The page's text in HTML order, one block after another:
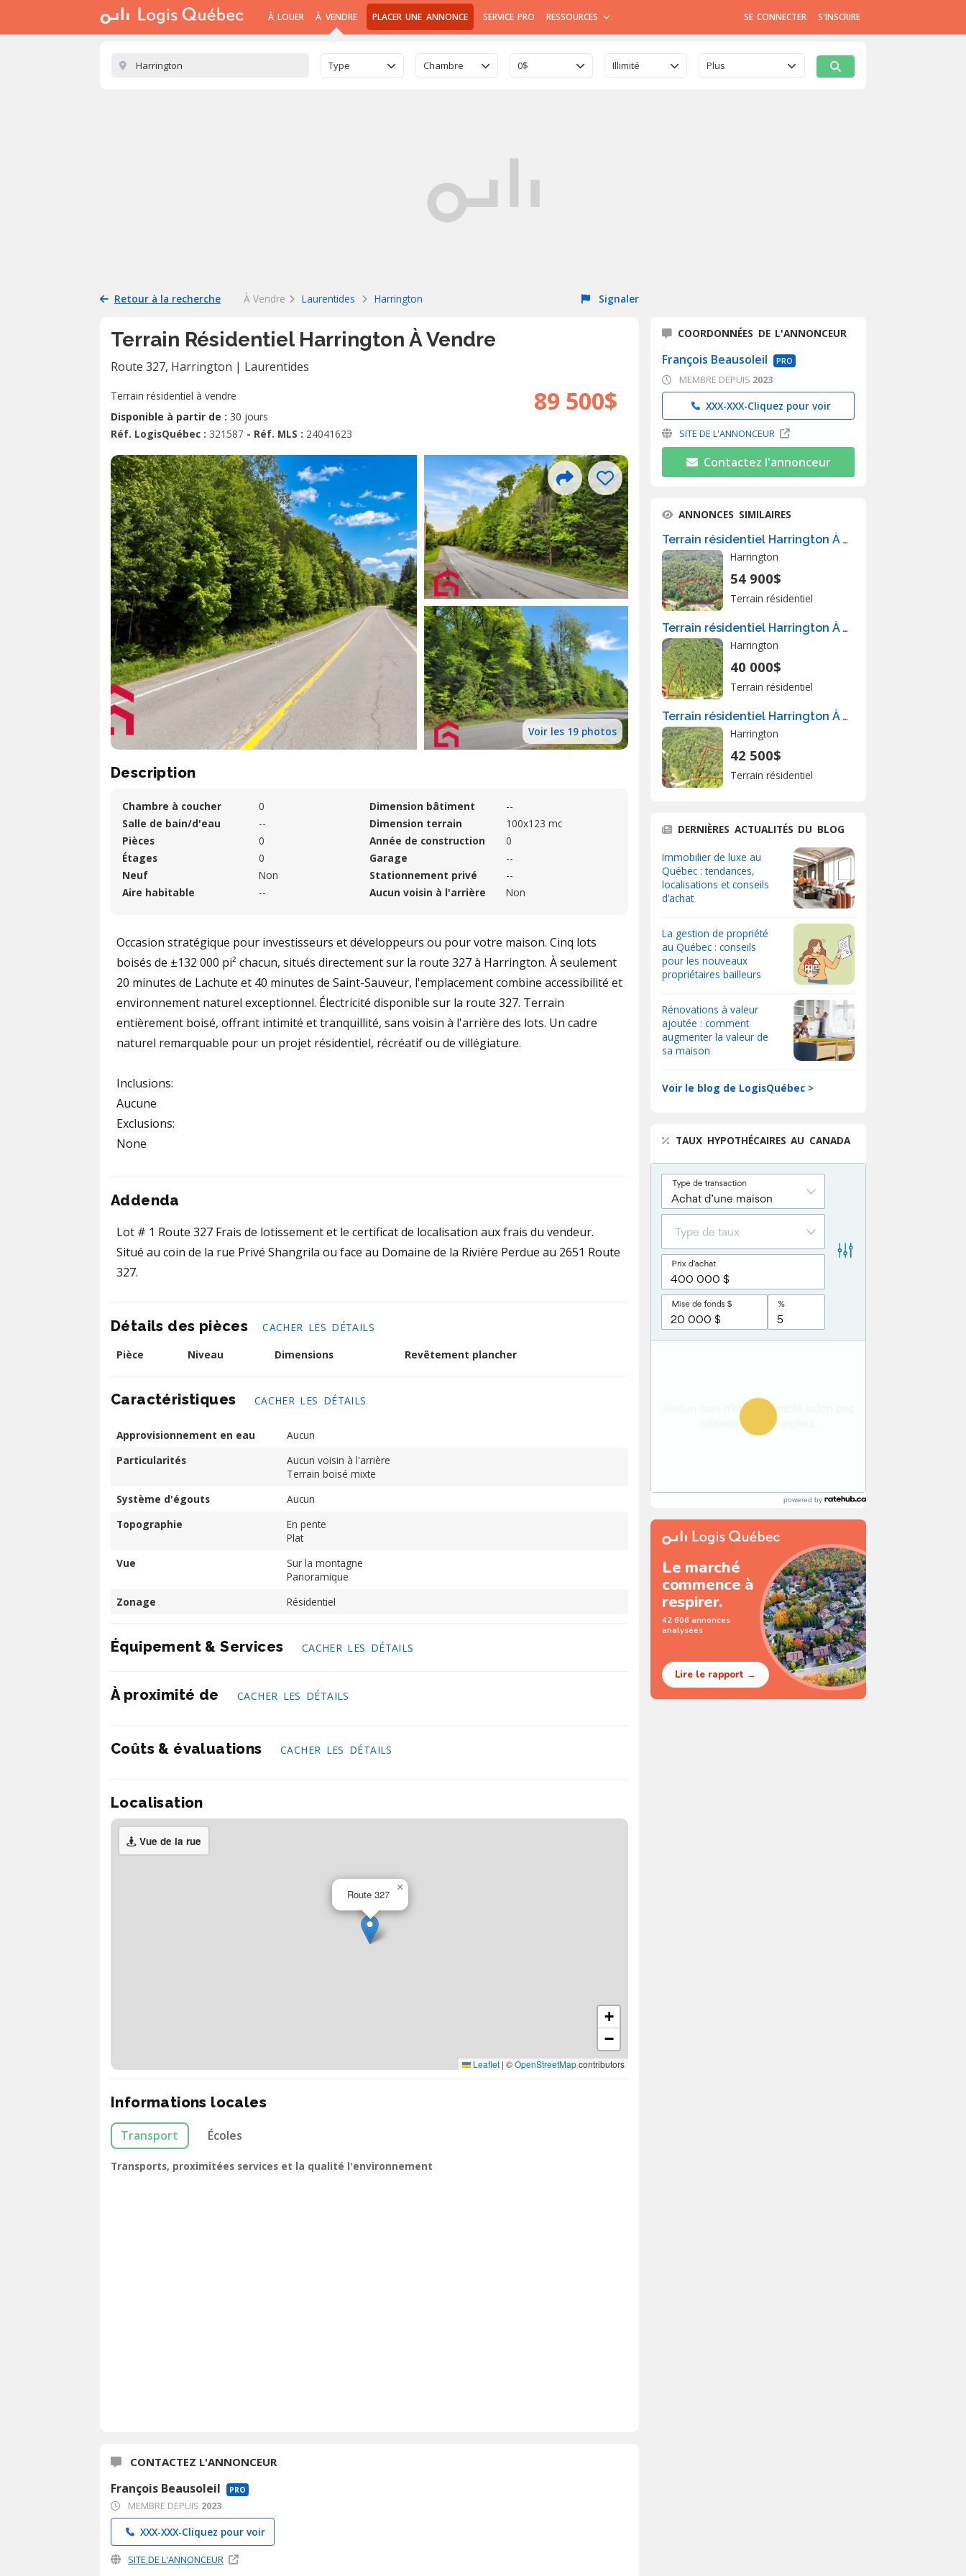
À LOUER À VENDRE PLACER UNE ANNONCE SERVICE PRO RESSOURCES SE CONNECTER S'INSCRIRE
Type Chambre 0$ Illimité Plus
Retour à la recherche À Vendre Laurentides Harrington Signaler
Terrain Résidentiel Harrington À Vendre
Route 327, Harrington | Laurentides
89 500$
Terrain résidentiel à vendre
Disponible à partir de : 30 jours
Réf. LogisQuébec : 321587 - Réf. MLS : 24041623
Voir les 19 photos
Description
Chambre à coucher
0
Salle de bain/d'eau
--
Pièces
0
Étages
0
Neuf
Non
Aire habitable
--
Dimension bâtiment
--
Dimension terrain
100x123 mc
Année de construction
0
Garage
--
Stationnement privé
--
Aucun voisin à l'arrière
Non
Occasion stratégique pour investisseurs et développeurs ou pour votre maison. Cinq lots
boisés de ±132 000 pi² chacun, situés directement sur la route 327 à Harrington. À seulement
20 minutes de Lachute et 40 minutes de Saint-Sauveur, l'emplacement combine accessibilité et
environnement naturel exceptionnel. Électricité disponible sur la route 327. Terrain
entièrement boisé, offrant intimité et tranquillité, sans voisin à l'arrière des lots. Un cadre
naturel remarquable pour un projet résidentiel, récréatif ou de villégiature.
Inclusions:
Aucune
Exclusions:
None
Addenda
Lot # 1 Route 327 Frais de lotissement et le certificat de localisation aux frais du vendeur.
Situé au coin de la rue Privé Shangrila ou face au Domaine de la Rivière Perdue au 2651 Route
327.
Détails des pièces
CACHER LES DÉTAILS
Pièce
Niveau Dimensions Revêtement plancher
Caractéristiques CACHER LES DÉTAILS
Approvisionnement en eau
Aucun
Particularités
Aucun voisin à l'arrière
Terrain boisé mixte
Système d'égouts
Aucun
Topographie
En pente
Plat
Vue
Sur la montagne
Panoramique
Zonage
Résidentiel
Équipement & Services CACHER LES DÉTAILS
À proximité de CACHER LES DÉTAILS
Coûts & évaluations CACHER LES DÉTAILS
Localisation
Vue de la rue
Route 327
×
+
−
Leaflet | ©OpenStreetMapcontributors
Informations locales
Transport Écoles
Transports, proximitées services et la qualité l'environnement
CONTACTEZ L'ANNONCEUR
François Beausoleil PRO
MEMBRE DEPUIS 2023
XXX-XXX-Cliquez pour voir
SITE DE L'ANNONCEUR
COORDONNÉES DE L'ANNONCEUR
François Beausoleil PRO
MEMBRE DEPUIS 2023
XXX-XXX-Cliquez pour voir
SITE DE L'ANNONCEUR
Contactez l'annonceur
ANNONCES SIMILAIRES
Terrain résidentiel Harrington À Vendre
Harrington
54 900$
Terrain résidentiel
Terrain résidentiel Harrington À Vendre
Harrington
40 000$
Terrain résidentiel
Terrain résidentiel Harrington À Vendre
Harrington
42 500$
Terrain résidentiel
DERNIÈRES ACTUALITÉS DU BLOG
Immobilier de luxe au
Québec : tendances,
localisations et conseils
d’achat
La gestion de propriété
au Québec : conseils
pour les nouveaux
propriétaires bailleurs
Rénovations à valeur
ajoutée : comment
augmenter la valeur de
sa maison
Voir le blog de LogisQuébec >
TAUX HYPOTHÉCAIRES AU CANADA
powered by
Le marché
commence à
respirer.
42 606 annonces
analysées
Lire le rapport →